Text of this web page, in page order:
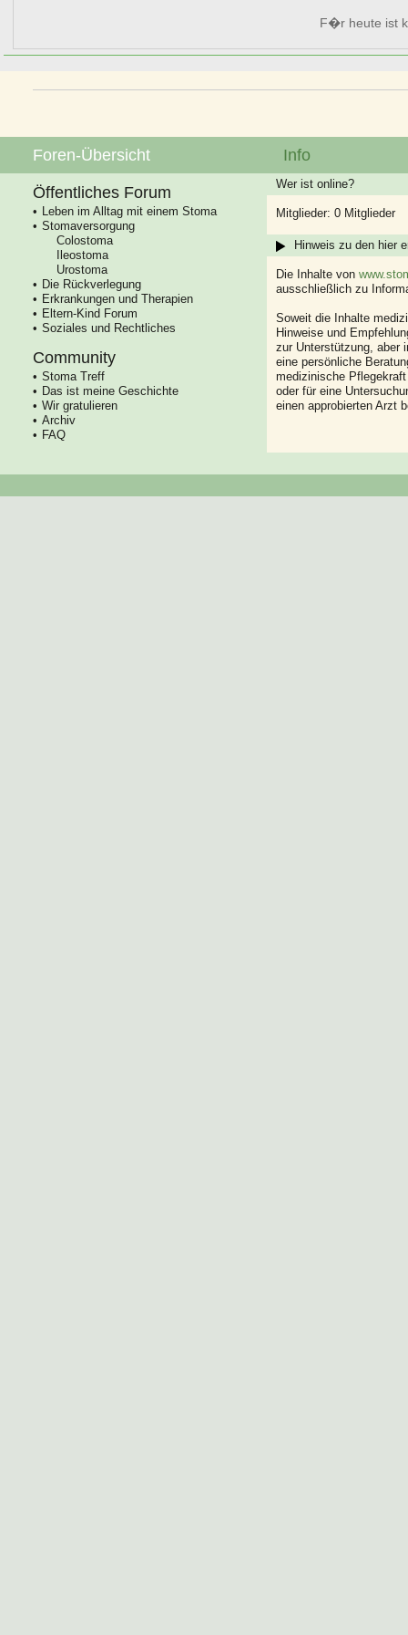
F�r heute ist
Foren-Übersicht
Öffentliches Forum
Leben im Alltag mit einem Stoma
Stomaversorgung
Colostoma
Ileostoma
Urostoma
Die Rückverlegung
Erkrankungen und Therapien
Eltern-Kind Forum
Soziales und Rechtliches
Community
Stoma Treff
Das ist meine Geschichte
Wir gratulieren
Archiv
FAQ
Info
Wer ist online?
Mitglieder: 0 Mitglieder
Hinweis zu den hier
Die Inhalte von
ausschließlich zu
Soweit die Inhalte
Hinweise und
zur Unterstützung, aber
eine persönliche
medizinische
oder für eine
einen approbierten Arzt